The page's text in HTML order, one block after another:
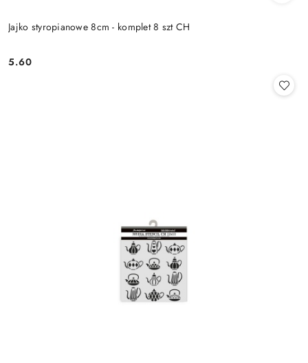
Jajko styropianowe 8cm - komplet 8 szt CH
Cena:
5.60